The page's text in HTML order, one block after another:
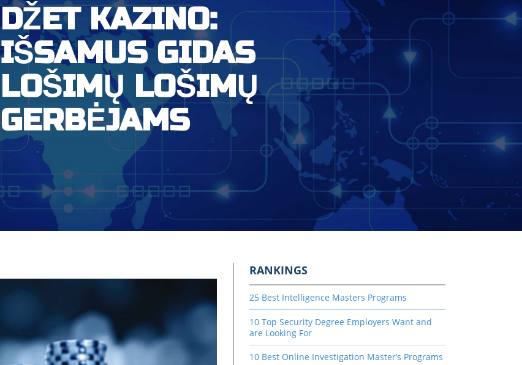
DŽET KAZINO:
IŠSAMUS GIDAS
LOŠIMŲ LOŠIMŲ
GERBĖJAMS
RANKINGS
25 Best Intelligence Masters Programs
10 Top Security Degree Employers Want and
are Looking For
10 Best Online Investigation Master’s Programs